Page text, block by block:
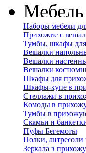
Наборы мебели
Прихожие с
Тумбы, шкафы
Вешалки
Вешалки
Вешалки
Шкафы для
Шкафы-купе в
Стеллажи в
Комоды в
Тумбы в
Скамьи и
Пуфы Бегемоты
Полки,
Зеркала в